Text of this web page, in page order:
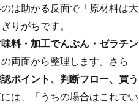
は助かる反面で「原材料は大
りがちです。
料・加工でんぷん・ゼラチン
両面から整理します。さら
ポイント、判断フロー、買う
は、「うちの場合はこれでい